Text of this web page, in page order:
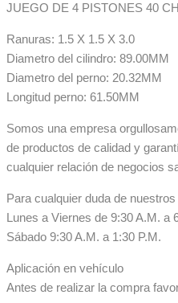
JUEGO DE 4 PISTONES 40
Ranuras: 1.5 X 1.5 X 3.0
Diametro del cilindro: 89.00MM
Diametro del perno: 20.32MM
Longitud perno: 61.50MM
Somos una empresa
de productos de calidad y
cualquier relación de negocios
Para cualquier duda de
Lunes a Viernes de 9:30 A.M. a
Sábado 9:30 A.M. a 1:30 P.M.
Aplicación en vehículo
Antes de realizar la compra